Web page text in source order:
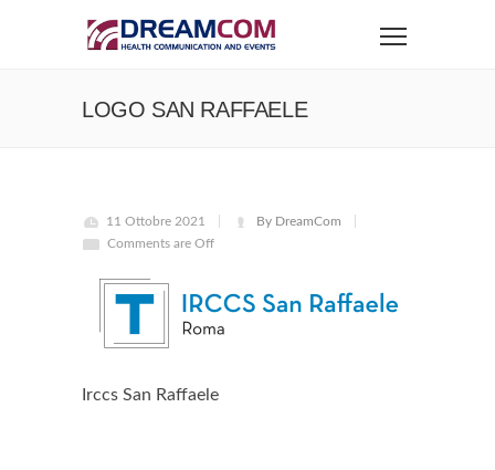
LOGO SAN RAFFAELE
11 Ottobre 2021
By DreamCom
Comments are Off
Irccs San Raffaele